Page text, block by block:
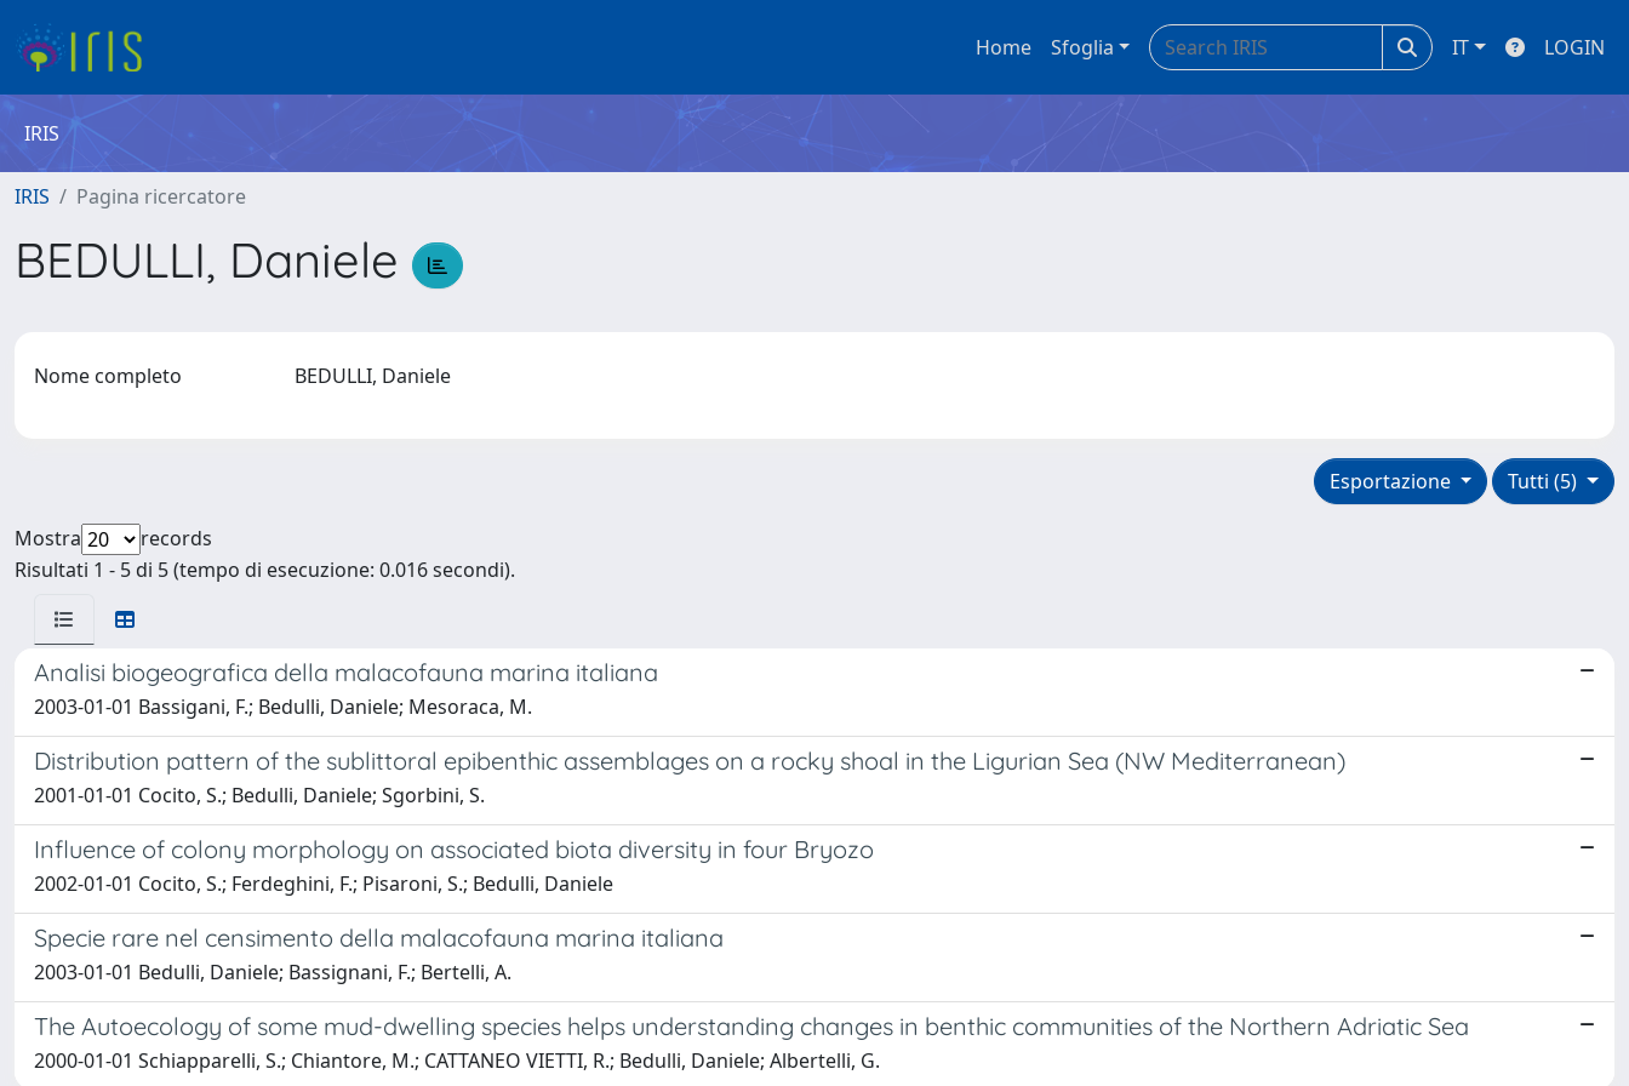
Home Sfoglia IT LOGIN
IRIS
IRIS Pagina ricercatore
BEDULLI, Daniele
Nome completo BEDULLI, Daniele
Tutti (5)
Esportazione
Mostra
records
Risultati 1 - 5 di 5 (tempo di esecuzione: 0.016 secondi).
Analisi biogeografica della malacofauna marina italiana
2003-01-01 Bassigani, F.; Bedulli, Daniele; Mesoraca, M.
Distribution pattern of the sublittoral epibenthic assemblages on a rocky shoal in the Ligurian Sea (NW Mediterranean)
2001-01-01 Cocito, S.; Bedulli, Daniele; Sgorbini, S.
Influence of colony morphology on associated biota diversity in four Bryozo
2002-01-01 Cocito, S.; Ferdeghini, F.; Pisaroni, S.; Bedulli, Daniele
Specie rare nel censimento della malacofauna marina italiana
2003-01-01 Bedulli, Daniele; Bassignani, F.; Bertelli, A.
The Autoecology of some mud-dwelling species helps understanding changes in benthic communities of the Northern Adriatic Sea
2000-01-01 Schiapparelli, S.; Chiantore, M.; CATTANEO VIETTI, R.; Bedulli, Daniele; Albertelli, G.